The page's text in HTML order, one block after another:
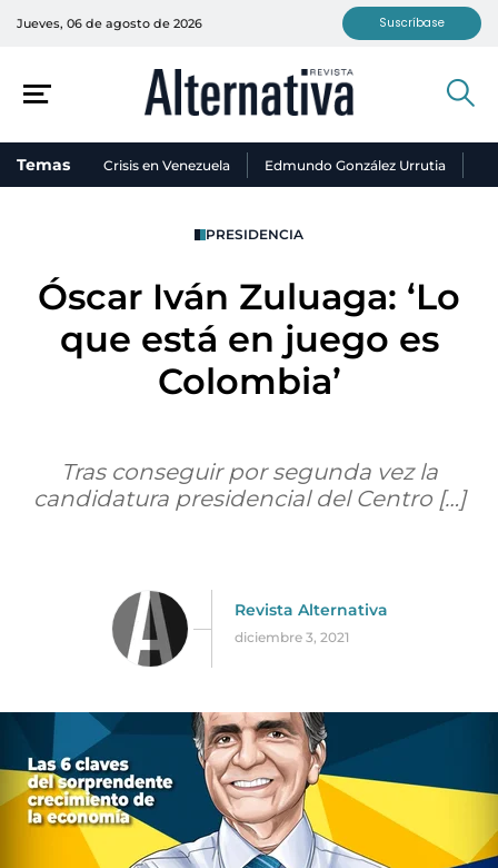
Jueves, 06 de agosto de 2026 Suscríbase
Temas Crisis en Venezuela Edmundo González Urrutia
PRESIDENCIA
Óscar Iván Zuluaga: ‘Lo
que está en juego es
Colombia’
Tras conseguir por segunda vez la
candidatura presidencial del Centro […]
Revista Alternativa
diciembre 3, 2021